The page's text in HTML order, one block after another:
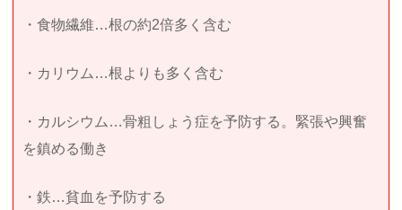
・食物繊維…根の約2倍多く含む
・カリウム…根よりも多く含む
・カルシウム…骨粗しょう症を予防する。緊張や興奮
を鎮める働き
・鉄…貧血を予防する